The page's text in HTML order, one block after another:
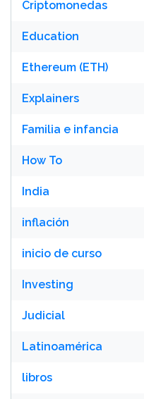
Criptomonedas
Education
Ethereum (ETH)
Explainers
Familia e infancia
How To
India
inflación
inicio de curso
Investing
Judicial
Latinoamérica
libros